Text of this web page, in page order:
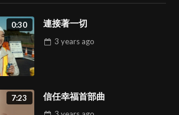
0:30 連接著一切
3 years ago
7:23 信任幸福首部曲